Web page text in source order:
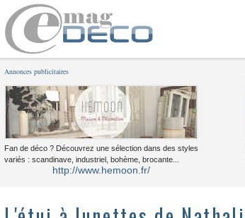
Annonces publicitaires
Fan de déco ? Découvrez une sélection dans des styles
variés : scandinave, industriel, bohème, brocante...
http://www.hemoon.fr/